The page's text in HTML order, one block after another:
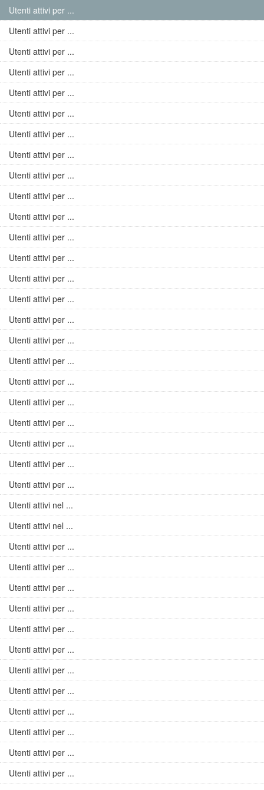
Utenti attivi per ...
Utenti attivi per ...
Utenti attivi per ...
Utenti attivi per ...
Utenti attivi per ...
Utenti attivi per ...
Utenti attivi per ...
Utenti attivi per ...
Utenti attivi per ...
Utenti attivi per ...
Utenti attivi per ...
Utenti attivi per ...
Utenti attivi per ...
Utenti attivi per ...
Utenti attivi per ...
Utenti attivi per ...
Utenti attivi per ...
Utenti attivi per ...
Utenti attivi per ...
Utenti attivi per ...
Utenti attivi per ...
Utenti attivi per ...
Utenti attivi per ...
Utenti attivi per ...
Utenti attivi nel ...
Utenti attivi nel ...
Utenti attivi per ...
Utenti attivi per ...
Utenti attivi per ...
Utenti attivi per ...
Utenti attivi per ...
Utenti attivi per ...
Utenti attivi per ...
Utenti attivi per ...
Utenti attivi per ...
Utenti attivi per ...
Utenti attivi per ...
Utenti attivi per ...